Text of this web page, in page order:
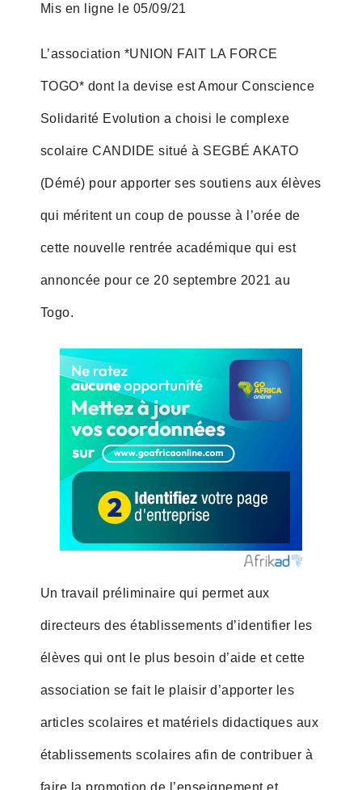
Mis en ligne le 05/09/21
L’association *UNION FAIT LA FORCE
TOGO* dont la devise est Amour Conscience
Solidarité Evolution a choisi le complexe
scolaire CANDIDE situé à SEGBÉ AKATO
(Démé) pour apporter ses soutiens aux élèves
qui méritent un coup de pousse à l’orée de
cette nouvelle rentrée académique qui est
annoncée pour ce 20 septembre 2021 au
Togo.
Un travail préliminaire qui permet aux
directeurs des établissements d’identifier les
élèves qui ont le plus besoin d’aide et cette
association se fait le plaisir d’apporter les
articles scolaires et matériels didactiques aux
établissements scolaires afin de contribuer à
faire la promotion de l’enseignement et